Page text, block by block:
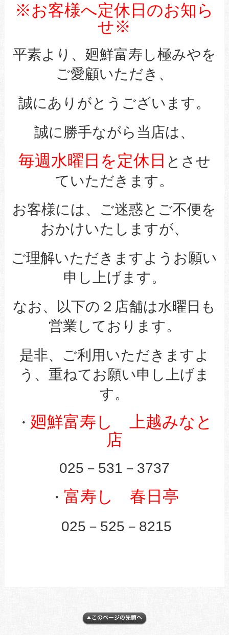
※お客様へ定休日のお知ら
せ※
平素より、廻鮮富寿し極みやを
ご愛顧いただき、
誠にありがとうございます。
誠に勝手ながら当店は、
毎週水曜日を定休日 とさせ
ていただきます。
お客様には、ご迷惑とご不便を
おかけいたしますが、
ご理解いただきますようお願い
申し上げます。
なお、以下の２店舗は水曜日も
営業しております。
是非、ご利用いただきますよ
う、重ねてお願い申し上げま
す。
・ 廻鮮富寿し 上越みなと
店
025－531－3737
・ 富寿し 春日亭
025－525－8215